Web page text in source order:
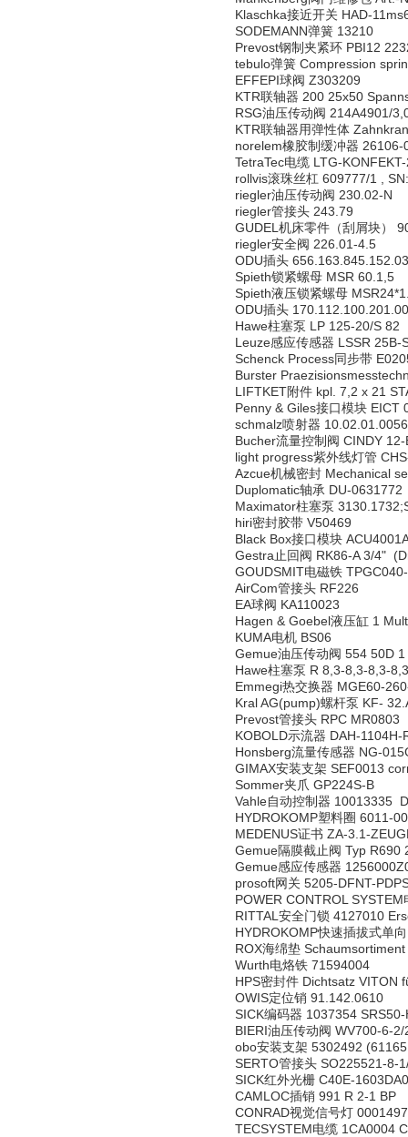
Klaschka接近开关 HAD-
SODEMANN弹簧 13210
Prevost钢制夹紧环 PBI12
tebulo弹簧 Compression
EFFEPI球阀 Z303209
KTR联轴器 200 25x50
RSG油压传动阀
KTR联轴器用弹性体
norelem橡胶制缓冲器 26106-
TetraTec电缆 LTG-
rollvis滚珠丝杠 609777/1 ,
riegler油压传动阀 230.02-N
riegler管接头 243.79
GUDEL机床零件（刮屑块）
riegler安全阀 226.01-4.5
ODU插头
Spieth锁紧螺母 MSR 60.1,5
Spieth液压锁紧螺母
ODU插头
Hawe柱塞泵 LP 125-20/S 82
Leuze感应传感器 LSSR 25B-
Schenck Process同步带
Burster
LIFTKET附件 kpl. 7,2 x 21
Penny & Giles接口模块 EICT
schmalz喷射器
Bucher流量控制阀 CINDY
light progress紫外线灯管
Azcue机械密封 Mechanical
Duplomatic轴承 DU-0631772
Maximator柱塞泵
hiri密封胶带 V50469
Black Box接口模块
Gestra止回阀 RK86-A 3/4"
GOUDSMIT电磁铁
AirCom管接头 RF226
EA球阀 KA110023
Hagen & Goebel液压缸 1
KUMA电机 BS06
Gemue油压传动阀 554 50D
Hawe柱塞泵 R 8,3-8,3-8,3-
Emmegi热交换器 MGE60-
Kral AG(pump)螺杆泵 KF-
Prevost管接头 RPC MR0803
KOBOLD示流器 DAH-1104H-
Honsberg流量传感器 NG-
GIMAX安装支架 SEF0013
Sommer夹爪 GP224S-B
Vahle自动控制器 10013335
HYDROKOMP塑料圈 6011-
MEDENUS证书 ZA-3.1-
Gemue隔膜截止阀 Typ R690
Gemue感应传感器
prosoft网关 5205-DFNT-
POWER CONTROL
RITTAL安全门锁 4127010
HYDROKOMP快速插拔式单
ROX海绵垫
Wurth电烙铁 71594004
HPS密封件 Dichtsatz VITON
OWIS定位销 91.142.0610
SICK编码器 1037354
BIERI油压传动阀 WV700-6-
obo安装支架 5302492
SERTO管接头 SO225521-8-
SICK红外光栅 C40E-
CAMLOC插销 991 R 2-1 BP
CONRAD视觉信号灯
TECSYSTEM电缆 1CA0004